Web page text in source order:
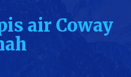
air Coway